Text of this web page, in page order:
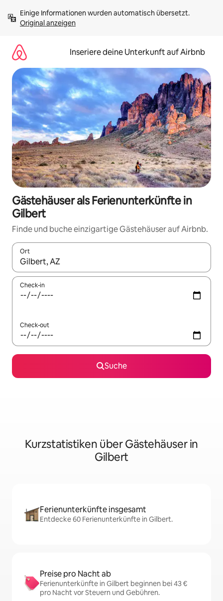
Inhalten
springenOriginal anzeigen
Inseriere deine Unterkunft auf Airbnb
Gästehäuser als Ferienunterkünfte in
Gilbert
Finde und buche einzigartige Gästehäuser auf Airbnb.
Ort
Wenn Ergebnisse verfügbar sind, navigiere mit den
Check-in
Check-out
Suche
Kurzstatistiken über Gästehäuser in
Gilbert
Ferienunterkünfte insgesamt
Entdecke 60 Ferienunterkünfte in Gilbert.
Preise pro Nacht ab
Ferienunterkünfte in Gilbert beginnen bei 43 €
pro Nacht vor Steuern und Gebühren.